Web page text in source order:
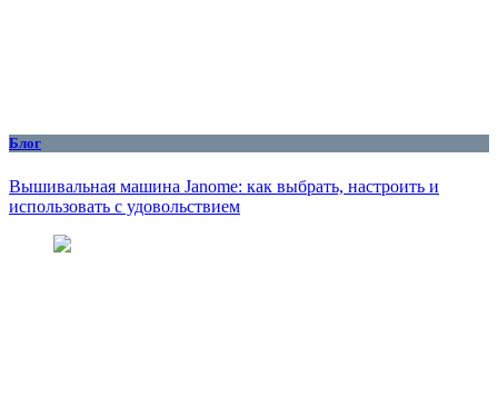
Блог
Вышивальная машина Janome: как выбрать, настроить и
использовать с удовольствием